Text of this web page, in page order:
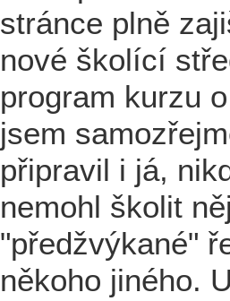
stránce plně
nové školící
program kurzu
jsem
připravil i já,
nemohl školit
"předžvýkané"
někoho jiného.